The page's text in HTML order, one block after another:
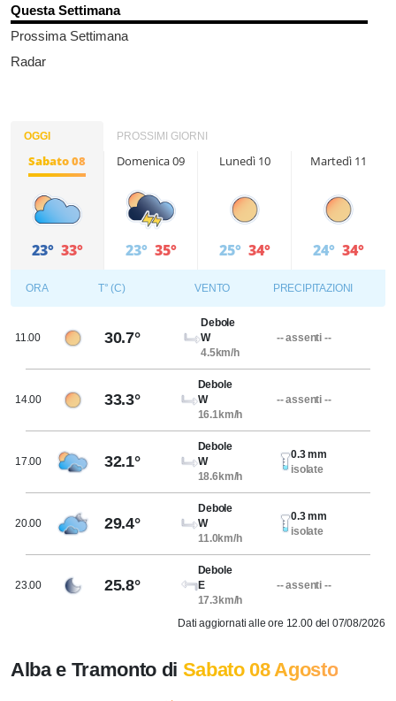
Questa Settimana
Prossima Settimana
Radar
OGGI PROSSIMI GIORNI
Sabato 08
23° 33°
Domenica 09
23° 35°
Lunedì 10
25° 34°
Martedì 11
24° 34°
ORA T° (C) VENTO PRECIPITAZIONI
11.00 30.7°
Debole
W
4.5km/h
-- assenti --
14.00 33.3°
Debole
W
16.1km/h
-- assenti --
17.00 32.1°
Debole
W
18.6km/h
0.3 mm
isolate
20.00 29.4°
Debole
W
11.0km/h
0.3 mm
isolate
23.00 25.8°
Debole
E
17.3km/h
-- assenti --
Dati aggiornati alle ore 12.00 del 07/08/2026
Alba e Tramonto di Sabato 08 Agosto